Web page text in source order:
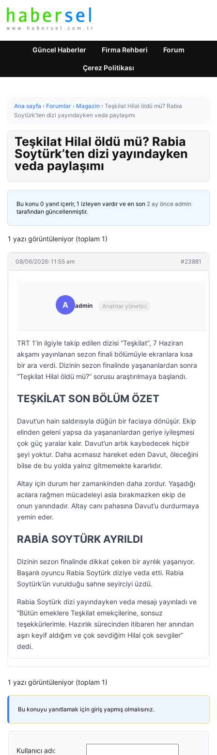
Güncel Haberler Firma Rehberi Forum
Çerez Politikası
Ana sayfa › Forumlar › Magazin › Teşkilat Hilal öldü mü? Rabia
Soytürk’ten dizi yayındayken veda paylaşımı
Teşkilat Hilal öldü mü? Rabia
Soytürk’ten dizi yayındayken
veda paylaşımı
Bu konu 0 yanıt içerir, 1 izleyen vardır ve en son 2 ay önce admin
tarafından güncellenmiştir.
1 yazı görüntüleniyor (toplam 1)
08/06/2026: 11:55 am #23881
A admin Anahtar yönetici
TRT 1’in ilgiyle takip edilen dizisi “Teşkilat”, 7 Haziran
akşamı yayınlanan sezon finali bölümüyle ekranlara kısa
bir ara verdi. Dizinin sezon finalinde yaşananlardan sonra
“Teşkilat Hilal öldü mü?” sorusu araştırılmaya başlandı.
TEŞKİLAT SON BÖLÜM ÖZET
Davut’un hain saldırısıyla düğün bir faciaya dönüşür. Ekip
elinden geleni yapsa da yaşananlardan geriye iyileşmesi
çok güç yaralar kalır. Davut’un artık kaybedecek hiçbir
şeyi yoktur. Daha acımasız hareket eden Davut, öleceğini
bilse de bu yolda yalnız gitmemekte kararlıdır.
Altay için durum her zamankinden daha zordur. Yaşadığı
acılara rağmen mücadeleyi asla bırakmazken ekip de
onun yanındadır. Altay canı pahasına Davut’u durdurmaya
yemin eder.
RABİA SOYTÜRK AYRILDI
Dizinin sezon finalinde dikkat çeken bir ayrılık yaşanıyor.
Başarılı oyuncu Rabia Soytürk diziye veda etti. Rabia
Soytürk’ün vurulduğu sahne seyirciyi üzdü.
Rabia Soytürk dizi yayındayken veda mesajı yayınladı ve
“Bütün emeklere Teşkilat emekçilerine, sonsuz
teşekkürlerimle. Hazırlık sürecinden itibaren her anından
aşırı keyif aldığım ve çok sevdiğim Hilal çok sevgiler”
dedi.
1 yazı görüntüleniyor (toplam 1)
Bu konuyu yanıtlamak için giriş yapmış olmalısınız.
Kullanıcı adı: